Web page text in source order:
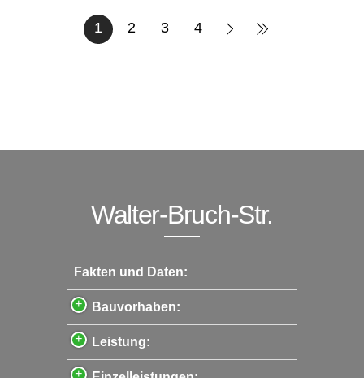
1 2 3 4
Walter-Bruch-Str.
Fakten und Daten:
Bauvorhaben:
Leistung: